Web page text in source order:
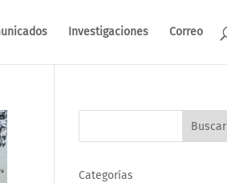
Investigaciones Correo
Buscar
Categorías